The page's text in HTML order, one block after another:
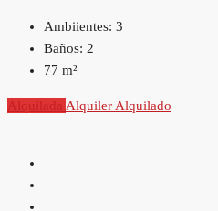
Ambiientes: 3
Baños: 2
77 m²
Alquilada Alquiler Alquilado